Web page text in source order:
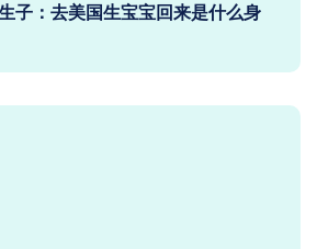
子：去美国生宝宝回来是什么身